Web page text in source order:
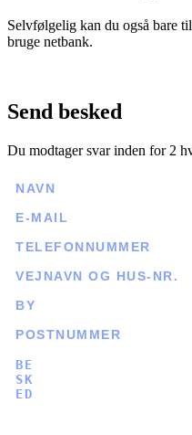
Selvfølgelig kan du også bare
bruge netbank.
Send besked
Du modtager svar inden for 2